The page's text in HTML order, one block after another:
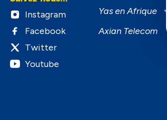
Instagram
Facebook
Twitter
Youtube
Yas en Afrique
Axian Telecom